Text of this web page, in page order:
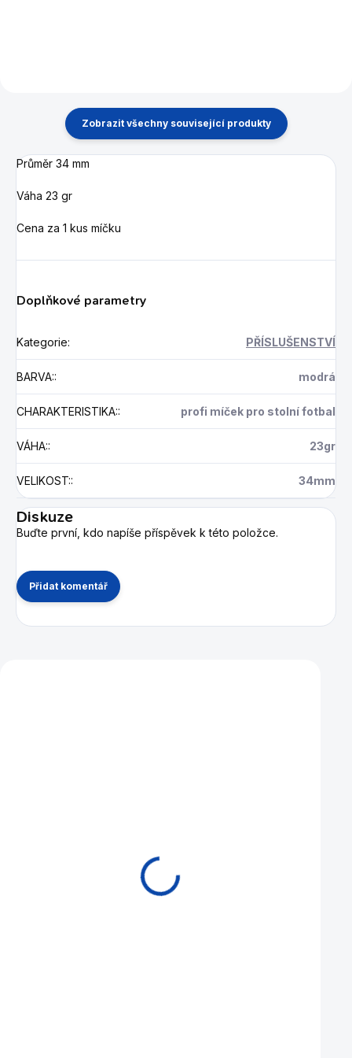
Zobrazit všechny související produkty
Průměr 34 mm
Váha 23 gr
Cena za 1 kus míčku
Doplňkové parametry
Kategorie: PŘÍSLUŠENSTVÍ
BARVA:: modrá
CHARAKTERISTIKA:: profi míček pro stolní fotbal
VÁHA:: 23gr
VELIKOST:: 34mm
Diskuze
Buďte první, kdo napíše příspěvek k této položce.
Přidat komentář